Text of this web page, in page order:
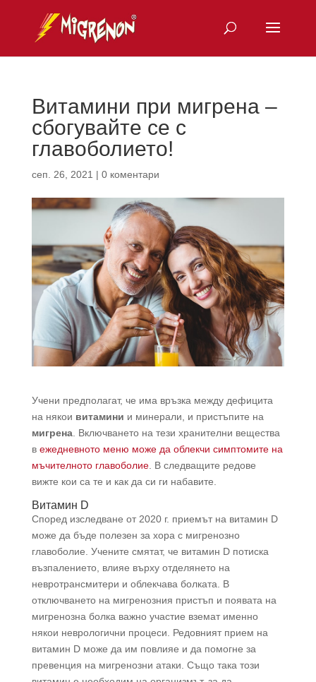
Витамини при мигрена –
сбогувайте се с
главоболието!
сеп. 26, 2021 | 0 коментари
Учени предполагат, че има връзка между дефицита
на някои витамини и минерали, и пристъпите на
мигрена. Включването на тези хранителни вещества
в ежедневното меню може да облекчи симптомите на
мъчителното главоболие. В следващите редове
вижте кои са те и как да си ги набавите.
Витамин D
Според изследване от 2020 г. приемът на витамин D
може да бъде полезен за хора с мигренозно
главоболие. Учените смятат, че витамин D потиска
възпалението, влияе върху отделянето на
невротрансмитери и облекчава болката. В
отключването на мигренозния пристъп и появата на
мигренозна болка важно участие вземат именно
някои неврологични процеси. Редовният прием на
витамин D може да им повлияе и да помогне за
превенция на мигренозни атаки. Също така този